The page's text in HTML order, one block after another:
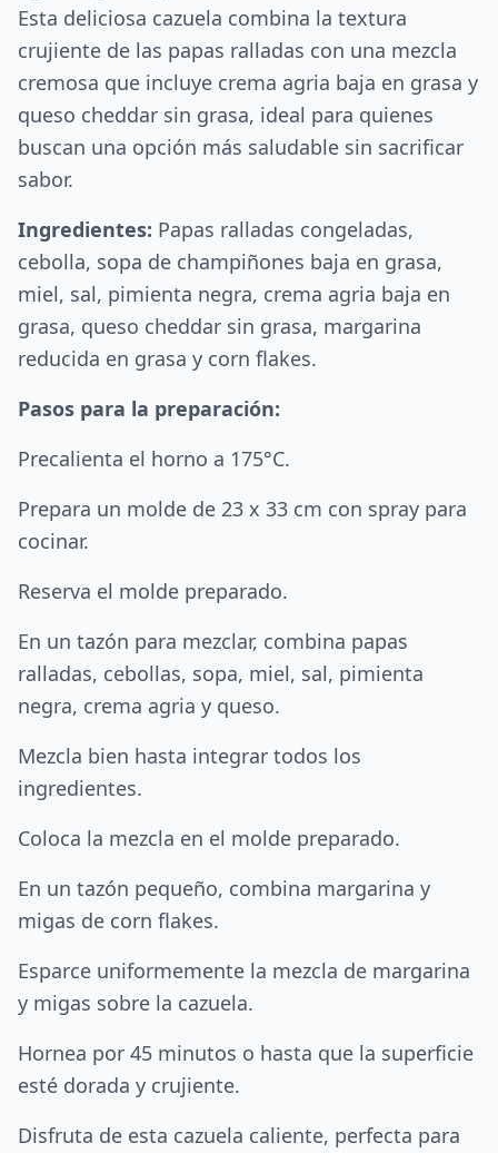
Esta deliciosa cazuela combina la textura
crujiente de las papas ralladas con una mezcla
cremosa que incluye crema agria baja en grasa y
queso cheddar sin grasa, ideal para quienes
buscan una opción más saludable sin sacrificar
sabor.
Ingredientes: Papas ralladas congeladas,
cebolla, sopa de champiñones baja en grasa,
miel, sal, pimienta negra, crema agria baja en
grasa, queso cheddar sin grasa, margarina
reducida en grasa y corn flakes.
Pasos para la preparación:
Precalienta el horno a 175°C.
Prepara un molde de 23 x 33 cm con spray para
cocinar.
Reserva el molde preparado.
En un tazón para mezclar, combina papas
ralladas, cebollas, sopa, miel, sal, pimienta
negra, crema agria y queso.
Mezcla bien hasta integrar todos los
ingredientes.
Coloca la mezcla en el molde preparado.
En un tazón pequeño, combina margarina y
migas de corn flakes.
Esparce uniformemente la mezcla de margarina
y migas sobre la cazuela.
Hornea por 45 minutos o hasta que la superficie
esté dorada y crujiente.
Disfruta de esta cazuela caliente, perfecta para